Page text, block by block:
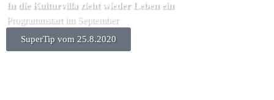
In die Kulturvilla zieht wieder Leben ein
Programmstart im September
SuperTip vom 25.8.2020